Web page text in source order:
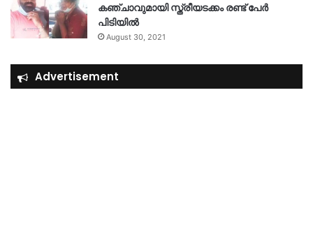
കഞ്ചാവുമായി സ്ത്രീയടക്കം രണ്ട് പേർ
പിടിയിൽ
August 30, 2021
Advertisement